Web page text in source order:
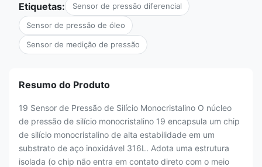
Etiquetas: Sensor de pressão diferencial
Sensor de pressão de óleo
Sensor de medição de pressão
Resumo do Produto
19 Sensor de Pressão de Silício Monocristalino O núcleo
de pressão de silício monocristalino 19 encapsula um chip
de silício monocristalino de alta estabilidade em um
substrato de aço inoxidável 316L. Adota uma estrutura
isolada (o chip não entra em contato direto com o meio